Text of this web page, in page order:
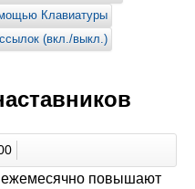
Клавиатуры
(вкл./выкл.)
повышают